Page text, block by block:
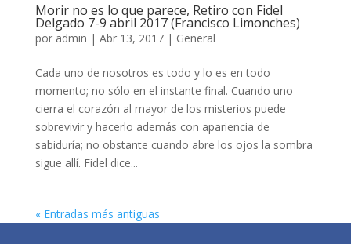
Morir no es lo que parece, Retiro con Fidel
Delgado 7-9 abril 2017 (Francisco Limonches)
por admin | Abr 13, 2017| General
Cada uno de nosotros es todo y lo es en todo
momento; no sólo en el instante final. Cuando uno
cierra el corazón al mayor de los misterios puede
sobrevivir y hacerlo además con apariencia de
sabiduría; no obstante cuando abre los ojos la sombra
sigue allí. Fidel dice...
« Entradas más antiguas